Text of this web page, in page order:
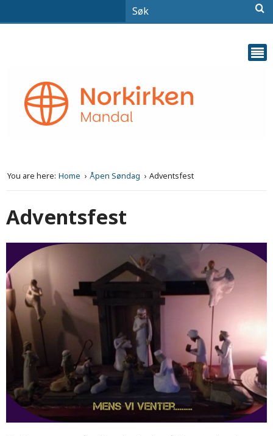
You are here: Home Åpen Søndag Adventsfest
Adventsfest